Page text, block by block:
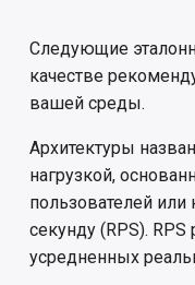
200 RPS или 10000
пользователей
500 RPS или 25000
пользователей
1000 RPS или 50000
пользователей
Блокировка файлов
Блокировки файлов
каталогов ветвей по
умолчанию
Команда blame
Администрирование
Администрирование
средств выполнения
(раннеров)
Администрирование
заданий
Следующие
качестве
вашей среды.
Архитектуры
нагрузкой,
пользователей или
секунду (RPS).
усредненных